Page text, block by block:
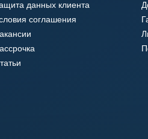
данных клиента
соглашения